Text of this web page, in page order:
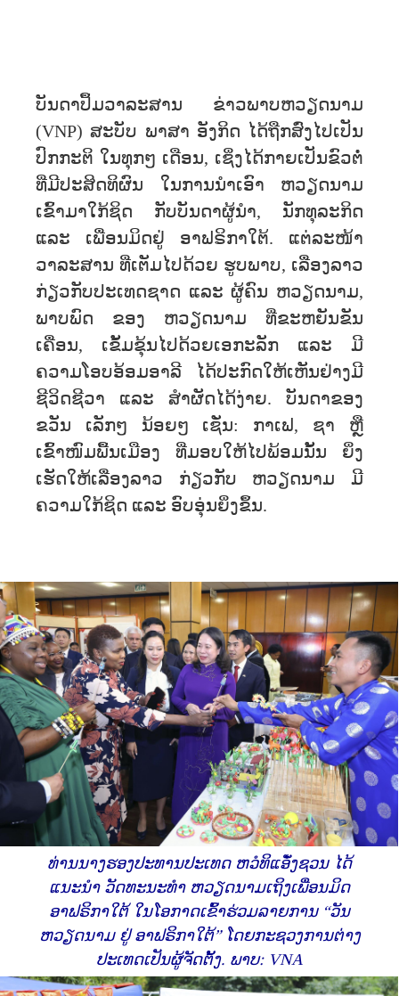
ບັນດາປຶ້ມວາລະສານ ຂ່າວພາບຫວຽດນາມ
(VNP) ສະບັບ ພາສາ ອັງກິດ ໄດ້ຖືກສົ່ງໄປເປັນ
ປົກກະຕິ ໃນທຸກໆ ເດືອນ, ເຊິ່ງໄດ້ກາຍເປັນຂົວຕໍ່
ທີ່ມີປະສິດທິຜົນ ໃນການນຳເອົາ ຫວຽດນາມ
ເຂົ້າມາໃກ້ຊິດ ກັບບັນດາຜູ້ນຳ, ນັກທຸລະກິດ
ແລະ ເພື່ອນມິດຢູ່ ອາຟຣິກາໃຕ້. ແຕ່ລະໜ້າ
ວາລະສານ ທີ່ເຕັມໄປດ້ວຍ ຮູບພາບ, ເລື່ອງລາວ
ກ່ຽວກັບປະເທດຊາດ ແລະ ຜູ້ຄົນ ຫວຽດນາມ,
ພາບພົດ ຂອງ ຫວຽດນາມ ທີ່ຂະຫຍັນຂັນ
ເຄື່ອນ, ເຂັ້ມຂຸ້ນໄປດ້ວຍເອກະລັກ ແລະ ມີ
ຄວາມໂອບອ້ອມອາລີ ໄດ້ປະກົດໃຫ້ເຫັນຢ່າງມີ
ຊີວິດຊີວາ ແລະ ສຳຜັດໄດ້ງ່າຍ. ບັນດາຂອງ
ຂວັນ ເລັກໆ ນ້ອຍໆ ເຊັ່ນ: ກາເຟ, ຊາ ຫຼື
ເຂົ້າໜົມພື້ນເມືອງ ທີ່ມອບໃຫ້ໄປພ້ອມນັ້ນ ຍິ່ງ
ເຮັດໃຫ້ເລື່ອງລາວ ກ່ຽວກັບ ຫວຽດນາມ ມີ
ຄວາມໃກ້ຊິດ ແລະ ອົບອຸ່ນຍິ່ງຂຶ້ນ.
ທ່ານ​ນາງ​ຮອງ​ປະ​ທານ​ປະ​ເທດ ຫວໍທິແອັ໋ງຊວນ ​ໄດ້​
ແນະນຳ​ ​ວັດທະນະທຳ ​ຫວຽດນາມ ​ເຖິງ​ເພື່ອນ​ມິດ​
ອາຟຣິກາໃຕ້ ​ໃນ​ໂອກາດເຂົ້າຮ່ວມລາຍການ “ວັນ​
ຫວຽດນາມ ຢູ່ ອາ​ຟຣິກາ​ໃຕ້” ໂດຍ​ກະຊວງ​ການ​ຕ່າງ
ປະ​ເທດເປັນຜູ້​ຈັດ​ຕັ້ງ. ພາບ: VNA